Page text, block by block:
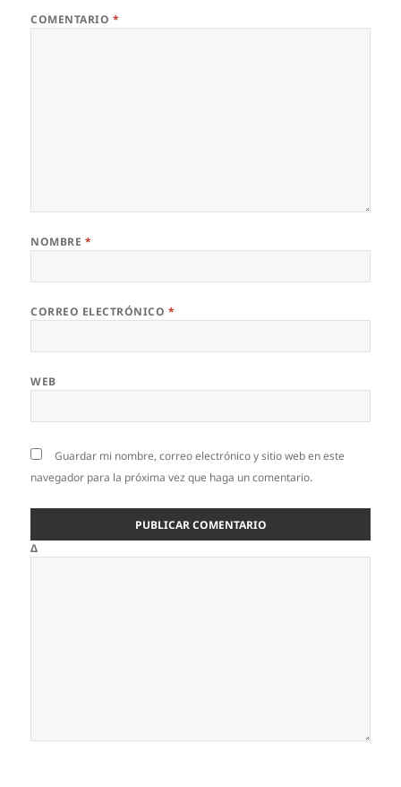
COMENTARIO *
NOMBRE *
CORREO ELECTRÓNICO *
WEB
Guardar mi nombre, correo electrónico y sitio web en este
navegador para la próxima vez que haga un comentario.
Δ